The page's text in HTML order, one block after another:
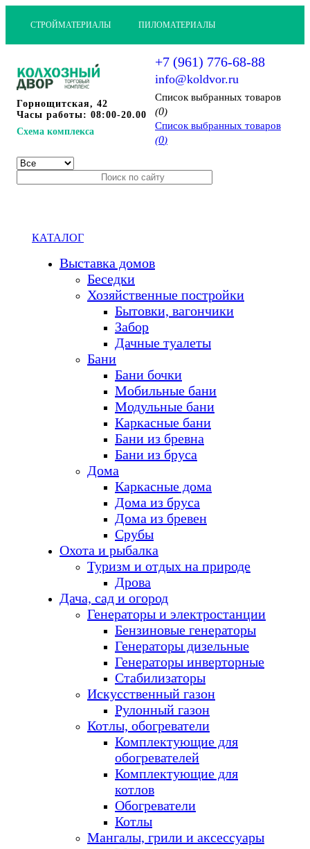
СТРОЙМАТЕРИАЛЫ ПИЛОМАТЕРИАЛЫ
Горнощитская, 42
Часы работы: 08:00-20.00
Схема комплекса
+7 (961) 776-68-88
info@koldvor.ru
Cписок выбранных товаров
(0)
Cписок выбранных товаров
(0)
КАТАЛОГ
Выставка домов
Беседки
Хозяйственные постройки
Бытовки, вагончики
Забор
Дачные туалеты
Бани
Бани бочки
Мобильные бани
Модульные бани
Каркасные бани
Бани из бревна
Бани из бруса
Дома
Каркасные дома
Дома из бруса
Дома из бревен
Срубы
Охота и рыбалка
Туризм и отдых на природе
Дрова
Дача, сад и огород
Генераторы и электростанции
Бензиновые генераторы
Генераторы дизельные
Генераторы инверторные
Стабилизаторы
Искусственный газон
Рулонный газон
Котлы, обогреватели
Комплектующие для
обогревателей
Комплектующие для
котлов
Обогреватели
Котлы
Мангалы, грили и аксессуары